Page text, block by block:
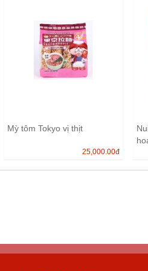
Mỳ tôm Tokyo vị thịt
25,000.00đ